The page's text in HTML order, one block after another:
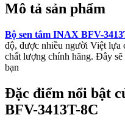
Mô tả sản phẩm
Bộ sen tắm INAX BFV-
độ, được nhiều người Việt lựa
chất lượng chính hãng. Đây
bạn
Đặc điểm nổi bật
BFV-3413T-8C